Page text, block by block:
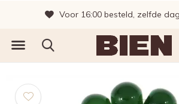
Voor 16:00 besteld, zelfde